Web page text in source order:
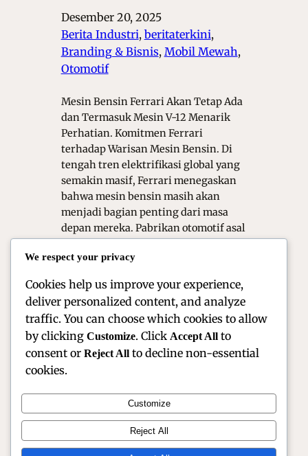
Desember 20, 2025
Berita Industri, beritaterkini
Branding & Bisnis, Mobil Mewah
Otomotif
Mesin Bensin Ferrari Akan Tetap Ada
dan Termasuk Mesin V-12 Menarik
Perhatian. Komitmen Ferrari
terhadap Warisan Mesin Bensin. Di
tengah tren elektrifikasi global yang
semakin masif, Ferrari menegaskan
bahwa mesin bensin masih akan
menjadi bagian penting dari masa
depan mereka. Pabrikan otomotif asal
simbol performa tinggi, inovasi
Official Site of Christian Montanari | Racer &
Motorsport Profile
We respect your privacy
Cookies help us improve your experience,
deliver personalized content, and analyze
traffic. You can choose which cookies to allow
by clicking Customize. Click Accept All to
consent or Reject All to decline non-essential
cookies.
Customize
Reject All